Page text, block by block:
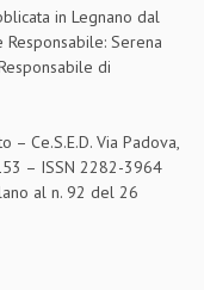
in Legnano dal
Serena
di
– Ce.S.E.D. Via Padova,
– ISSN 2282-3964
al n. 92 del 26